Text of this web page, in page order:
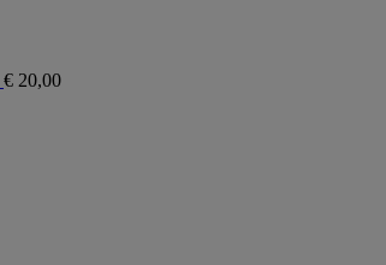
€ 20,00